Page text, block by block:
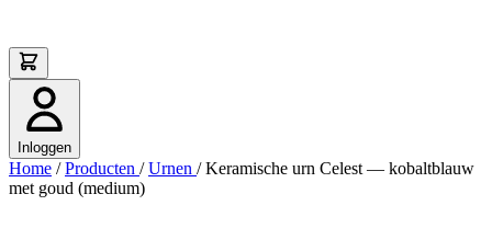
Inloggen
Home / Producten / Urnen / Keramische urn Celest — kobaltblauw
met goud (medium)